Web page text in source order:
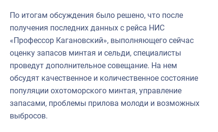
По итогам обсуждения было решено, что после
получения последних данных с рейса НИС
«Профессор Кагановский», выполняющего сейчас
оценку запасов минтая и сельди, специалисты
проведут дополнительное совещание. На нем
обсудят качественное и количественное состояние
популяции охотоморского минтая, управление
запасами, проблемы прилова молоди и возможных
выбросов.